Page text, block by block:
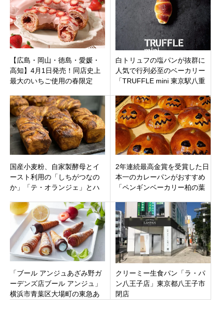
【広島・岡山・徳島・愛媛・
高知】4月1日発売！同店史上
最大のいちご使用の春限定
コリング」ハートブレッドア
ンティーク
白トリュフの塩パンが抜群に
人気で行列必至のベーカリー
「TRUFFLE mini 東京駅八重
国産小麦粉、自家製酵母とイ
ースト利用の「しちがつなの
か」「テ・オランジェ」とハ
都中野区
2年連続最高金賞を受賞した日
本一のカレーパンがおすすめ
「ペンギンベーカリー柏の葉
20日オープン
「ブール アンジュあざみ野ガ
ーデンズ店ブール アンジュ」
横浜市青葉区大場町の東急あ
クリーミー生食パン「ラ・パ
ン八王子店」東京都八王子市
閉店